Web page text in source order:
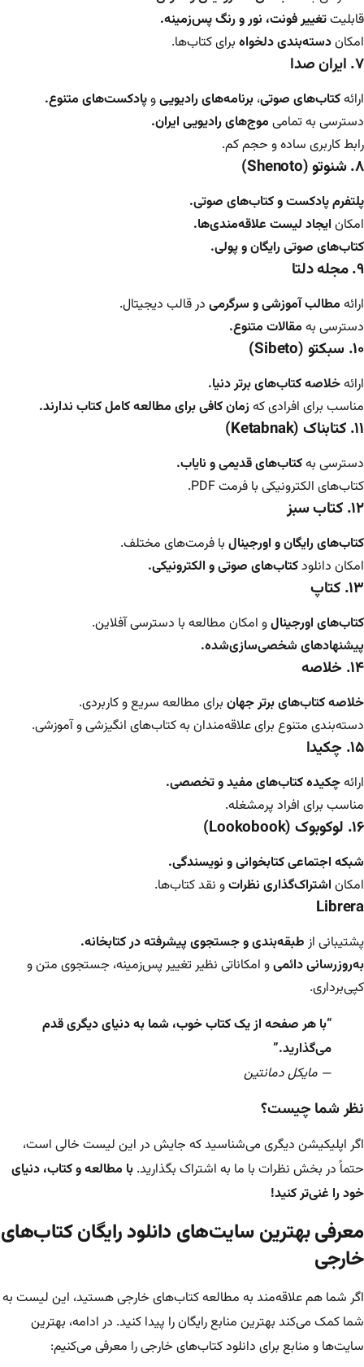
قابلیتتغییر فونت، نور و رنگ پس‌زمینه.
امکاندسته‌بندی دلخواه برای کتاب‌ها.
۷. ایران صدا
ارائهکتاب‌های صوتی، برنامه‌های رادیوییوپادکست‌های متنوع.
دسترسی به تمامی موج‌های رادیویی ایران.
رابط کاربری ساده و حجم کم.
۸. شنوتو (Shenoto)
پلتفرم پادکست و کتاب‌های صوتی.
امکان ایجاد لیست علاقه‌مندی‌ها.
کتاب‌های صوتی رایگان و پولی.
۹. مجله دلتا
ارائه مطالب آموزشی و سرگرمی در قالب دیجیتال.
دسترسی به مقالات متنوع.
۱۰. سبکتو (Sibeto)
ارائهخلاصه کتاب‌های برتر دنیا.
مناسب برای افرادی کهزمان کافی برای مطالعه کامل کتاب ندارند.
۱۱. کتابناک (Ketabnak)
دسترسی بهکتاب‌های قدیمی و نایاب.
کتاب‌های الکترونیکی با فرمت PDF.
۱۲. کتاب سبز
کتاب‌های رایگان و اورجینال با فرمت‌های مختلف.
امکان دانلودکتاب‌های صوتی و الکترونیکی.
۱۳. کتاپ
کتاب‌های اورجینالو امکان مطالعه با دسترسی آفلاین.
پیشنهادهای شخصی‌سازی‌شده.
۱۴. خلاصه
خلاصه کتاب‌های برتر جهان برای مطالعه سریع و کاربردی.
دسته‌بندی متنوع برای علاقه‌مندان به کتاب‌های انگیزشی و آموزشی.
۱۵. چکیدا
ارائهچکیده کتاب‌های مفید و تخصصی.
مناسب برای افراد پرمشغله.
۱۶. لوکوبوک (Lookobook)
شبکه اجتماعی کتابخوانی و نویسندگی.
امکان اشتراک‌گذاری نظراتو نقد کتاب‌ها.
Librera
پشتیبانی از طبقه‌بندی و جستجوی پیشرفته در کتابخانه.
به‌روزرسانی دائمیو امکاناتی نظیر تغییر پس‌زمینه، جستجوی متن و
کپی‌برداری.
“با هر صفحه از یک کتاب خوب، شما به دنیای دیگری قدم
می‌گذارید.”
— مایکل دمانتین
نظر شما چیست؟
اگر اپلیکیشن دیگری می‌شناسید که جایش در این لیست خالی است،
حتماً در بخش نظرات با ما به اشتراک بگذارید. با مطالعه و کتاب، دنیای
خود را غنی‌تر کنید!
معرفی بهترین سایت‌های دانلود رایگان کتاب‌های
خارجی
اگر شما هم علاقه‌مند به مطالعه کتاب‌های خارجی هستید، این لیست به
شما کمک می‌کند بهترین منابع رایگان را پیدا کنید. در ادامه، بهترین
سایت‌ها و منابع برای دانلود کتاب‌های خارجی را معرفی می‌کنیم: